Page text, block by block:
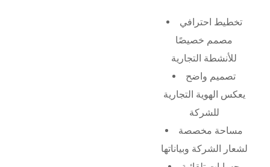
تخطيط احترافي
مصمم خصيصًا
للأنشطة التجارية
تصميم واضح
يعكس الهوية التجارية
للشركة
مساحة مخصصة
لشعار الشركة وبياناتها